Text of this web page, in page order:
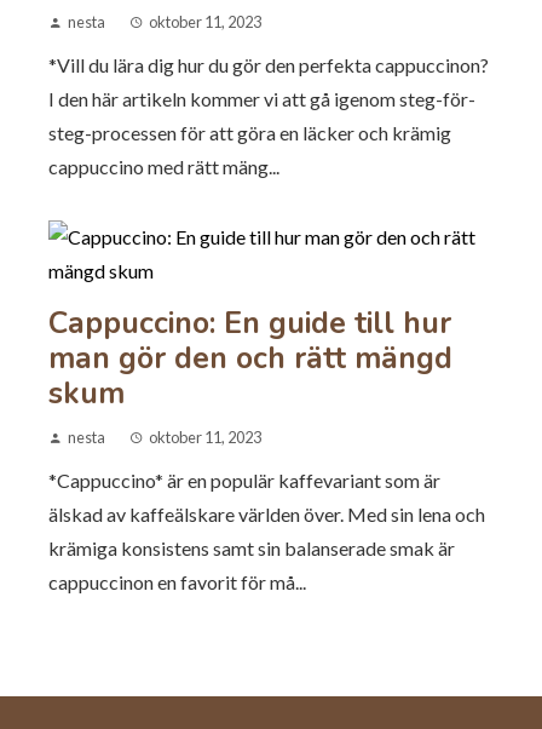
nesta oktober 11, 2023
*Vill du lära dig hur du gör den perfekta cappuccinon?
I den här artikeln kommer vi att gå igenom steg-för-
steg-processen för att göra en läcker och krämig
cappuccino med rätt mäng...
Cappuccino: En guide till hur
man gör den och rätt mängd
skum
nesta oktober 11, 2023
*Cappuccino* är en populär kaffevariant som är
älskad av kaffeälskare världen över. Med sin lena och
krämiga konsistens samt sin balanserade smak är
cappuccinon en favorit för må...